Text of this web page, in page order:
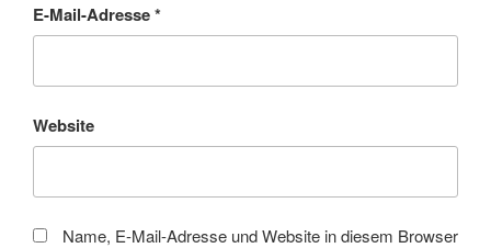
E-Mail-Adresse*
Website
Name, E-Mail-Adresse und Website in diesem Browser